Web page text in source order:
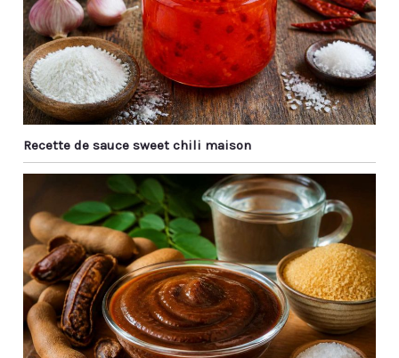
Recette de sauce sweet chili maison